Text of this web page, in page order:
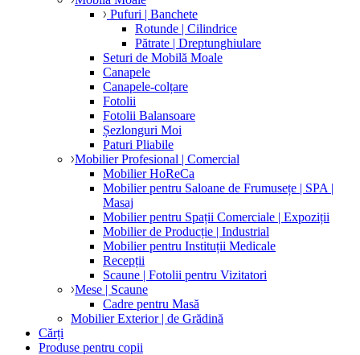
Pufuri | Banchete
Rotunde | Cilindrice
Pătrate | Dreptunghiulare
Seturi de Mobilă Moale
Canapele
Canapele-colțare
Fotolii
Fotolii Balansoare
Șezlonguri Moi
Paturi Pliabile
Mobilier Profesional | Comercial
Mobilier HoReCa
Mobilier pentru Saloane de Frumusețe | SPA |
Masaj
Mobilier pentru Spații Comerciale | Expoziții
Mobilier de Producție | Industrial
Mobilier pentru Instituții Medicale
Recepții
Scaune | Fotolii pentru Vizitatori
Mese | Scaune
Cadre pentru Masă
Mobilier Exterior | de Grădină
Cărți
Produse pentru copii